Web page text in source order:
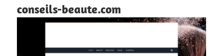
conseils-beaute.com